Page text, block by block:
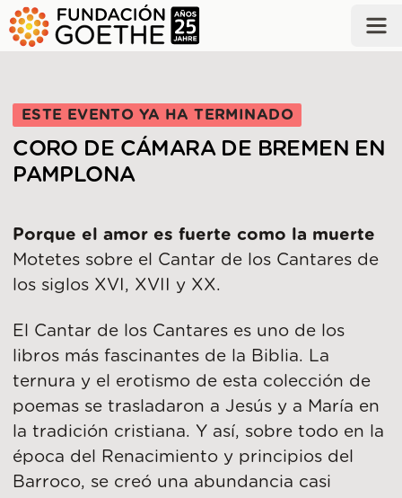
SALTAR AL CONTENIDO PRINCIPAL
ESTE EVENTO YA HA TERMINADO
CORO DE CÁMARA DE BREMEN EN
PAMPLONA
Porque el amor es fuerte como la muerte
Motetes sobre el Cantar de los Cantares de
los siglos XVI, XVII y XX.
El Cantar de los Cantares es uno de los
libros más fascinantes de la Biblia. La
ternura y el erotismo de esta colección de
poemas se trasladaron a Jesús y a María en
la tradición cristiana. Y así, sobre todo en la
época del Renacimiento y principios del
Barroco, se creó una abundancia casi